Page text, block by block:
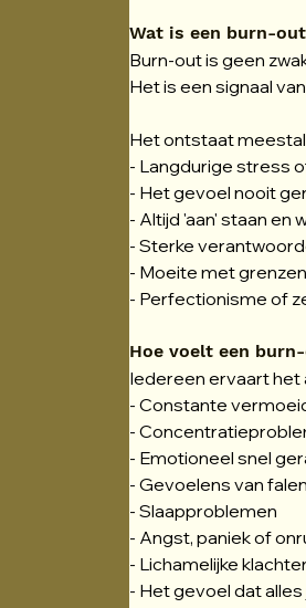
Wat is een burn-
Burn-out is geen
Het is een signaal
Het ontstaat
- Langdurige stress
- Het gevoel nooit
- Altijd 'aan' staan en
- Sterke
- Moeite met
- Perfectionisme of
Hoe voelt een
Iedereen ervaart het
- Constante
-
- Emotioneel snel
- Gevoelens van
- Slaapproblemen
- Angst, paniek of
- Lichamelijke
- Het gevoel dat